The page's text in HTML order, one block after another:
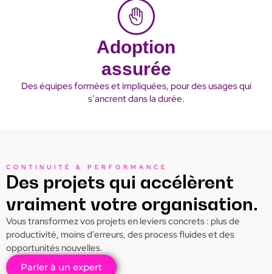
Adoption
assurée
Des équipes formées et impliquées, pour des usages qui
s’ancrent dans la durée.
CONTINUITÉ & PERFORMANCE
Des projets qui accélèrent
vraiment votre organisation.
Vous transformez vos projets en leviers concrets : plus de
productivité, moins d’erreurs, des process fluides et des
opportunités nouvelles.
Parler à un expert